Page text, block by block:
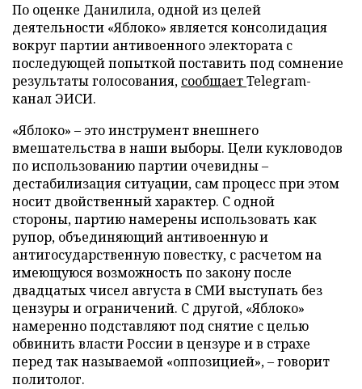
По оценке Данилила, одной из целей
деятельности «Яблоко» является консолидация
вокруг партии антивоенного электората с
последующей попыткой поставить под сомнение
результаты голосования, сообщаетTelegram-
канал ЭИСИ.
«Яблоко» – это инструмент внешнего
вмешательства в наши выборы. Цели кукловодов
по использованию партии очевидны –
дестабилизация ситуации, сам процесс при этом
носит двойственный характер. С одной
стороны, партию намерены использовать как
рупор, объединяющий антивоенную и
антигосударственную повестку, с расчетом на
имеющуюся возможность по закону после
двадцатых чисел августа в СМИ выступать без
цензуры и ограничений. С другой, «Яблоко»
намеренно подставляют под снятие с целью
обвинить власти России в цензуре и в страхе
перед так называемой «оппозицией», – говорит
политолог.